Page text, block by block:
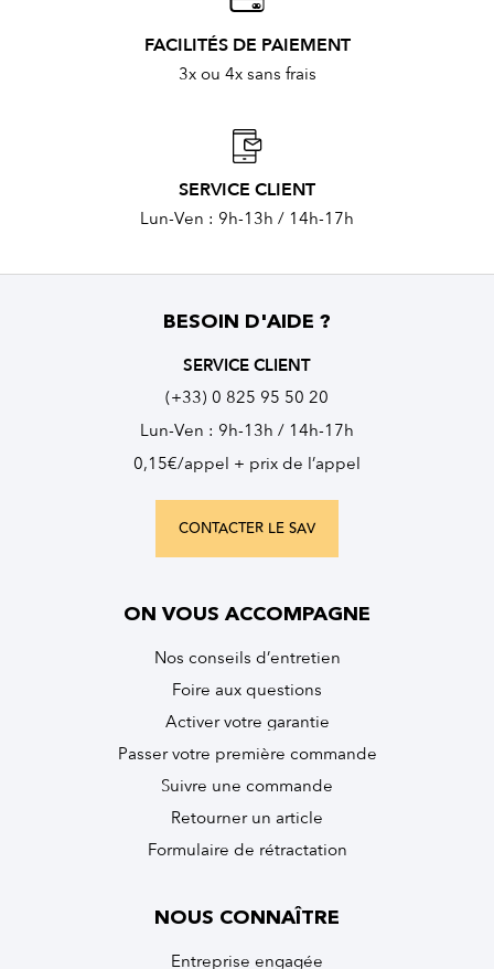
FACILITÉS DE PAIEMENT
3x ou 4x sans frais
SERVICE CLIENT
Lun-Ven : 9h-13h / 14h-17h
BESOIN D'AIDE ?
SERVICE CLIENT
(+33) 0 825 95 50 20
Lun-Ven : 9h-13h / 14h-17h
0,15€/appel + prix de l’appel
CONTACTER LE SAV
ON VOUS ACCOMPAGNE
Nos conseils d’entretien
Foire aux questions
Activer votre garantie
Passer votre première commande
Suivre une commande
Retourner un article
Formulaire de rétractation
NOUS CONNAÎTRE
Entreprise engagée